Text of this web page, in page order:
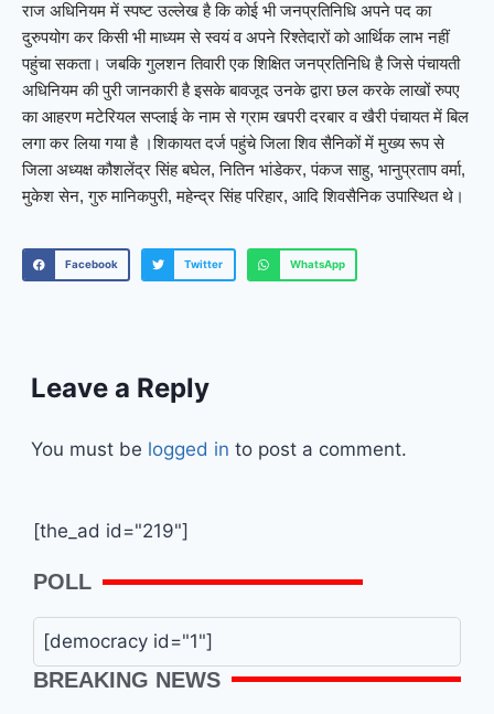
राज अधिनियम में स्पष्ट उल्लेख है कि कोई भी जनप्रतिनिधि अपने पद का
दुरुपयोग कर किसी भी माध्यम से स्वयं व अपने रिश्तेदारों को आर्थिक लाभ नहीं
पहुंचा सकता। जबकि गुलशन तिवारी एक शिक्षित जनप्रतिनिधि है जिसे पंचायती
अधिनियम की पुरी जानकारी है इसके बावजूद उनके द्वारा छल करके लाखों रुपए
का आहरण मटेरियल सप्लाई के नाम से ग्राम खपरी दरबार व खैरी पंचायत में बिल
लगा कर लिया गया है ।शिकायत दर्ज पहुंचे जिला शिव सैनिकों में मुख्य रूप से
जिला अध्यक्ष कौशलेंद्र सिंह बघेल, नितिन भांडेकर, पंकज साहु, भानुप्रताप वर्मा,
मुकेश सेन, गुरु मानिकपुरी, महेन्द्र सिंह परिहार, आदि शिवसैनिक उपास्थित थे।
Facebook Twitter WhatsApp
Leave a Reply
You must be logged in to post a comment.
[the_ad id="219"]
POLL
[democracy id="1"]
BREAKING NEWS